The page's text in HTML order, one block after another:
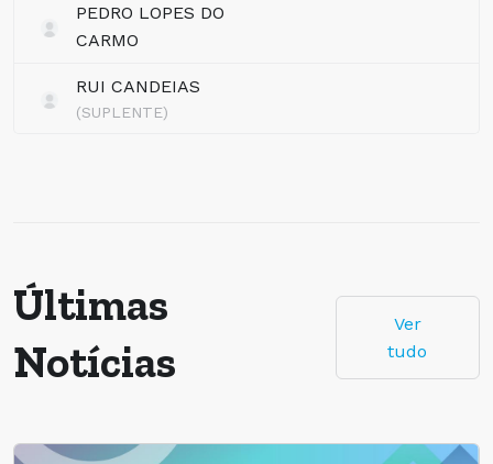
PEDRO LOPES DO
CARMO
RUI CANDEIAS
(SUPLENTE)
Últimas
Notícias
Ver
tudo